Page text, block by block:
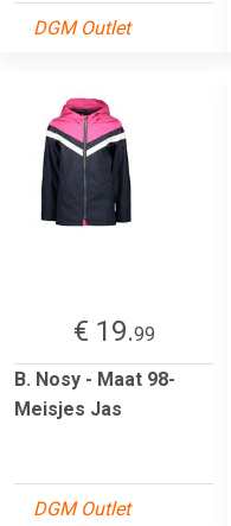
DGM Outlet
€ 19.99
B. Nosy - Maat 98-
Meisjes Jas
DGM Outlet